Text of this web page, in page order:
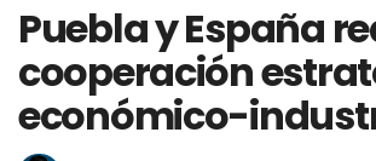
Puebla y España
cooperación
económico-